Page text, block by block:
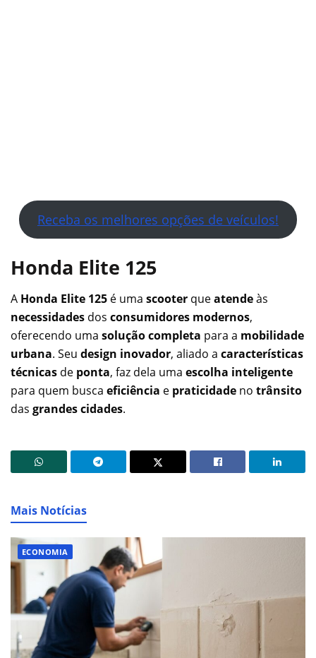
Receba os melhores opções de veículos!
Honda Elite 125
A Honda Elite 125 é uma scooter queatendeàs
necessidades dos consumidores modernos,
oferecendo uma solução completa para a mobilidade
urbana. Seu design inovador, aliado a características
técnicas de ponta, faz dela uma escolha inteligente
para quem busca eficiência e praticidade no trânsito
das grandes cidades.
Mais Notícias
ECONOMIA